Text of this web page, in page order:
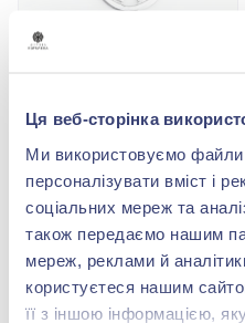
Ця веб-сторінка
Ми використовуємо
персоналізувати вміст і
соціальних мереж та
також передаємо нашим
мереж, реклами й
користуєтеся нашим
її з іншою інформацією,
Серебряный брелок